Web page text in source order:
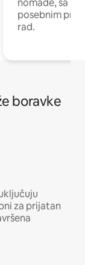
nomade, sa
posebnim
rad.
boravke
za prijatan